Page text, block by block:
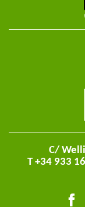
C/
T +34 933